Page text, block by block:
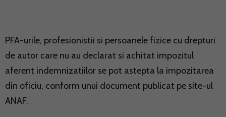
PFA-urile, profesionistii si persoanele fizice cu drepturi
de autor care nu au declarat si achitat impozitul
aferent indemnizatiilor se pot astepta la impozitarea
din oficiu, conform unui document publicat pe site-ul
ANAF.